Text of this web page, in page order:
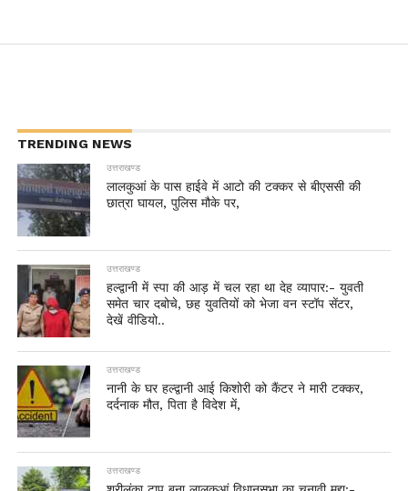
TRENDING NEWS
उत्तराखण्ड
लालकुआं के पास हाईवे में आटो की टक्कर से बीएससी की
छात्रा घायल, पुलिस मौके पर,
उत्तराखण्ड
हल्द्वानी में स्पा की आड़ में चल रहा था देह व्यापार:- युवती
समेत चार दबोचे, छह युवतियों को भेजा वन स्टॉप सेंटर,
देखें वीडियो..
उत्तराखण्ड
नानी के घर हल्द्वानी आई किशोरी को कैंटर ने मारी टक्कर,
दर्दनाक मौत, पिता है विदेश में,
उत्तराखण्ड